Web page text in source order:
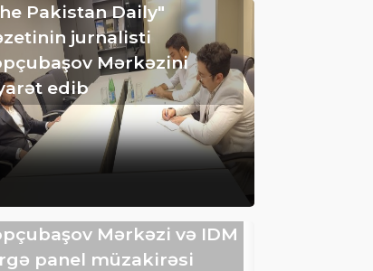
Pakistan Daily"
jurnalisti
Mərkəzini
edib
Mərkəzi və IDM
panel müzakirəsi